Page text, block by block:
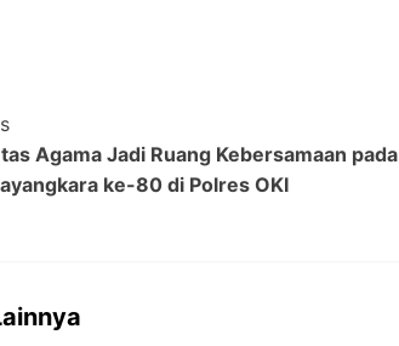
Agama Jadi Ruang Kebersamaan pada
ke-80 di Polres OKI